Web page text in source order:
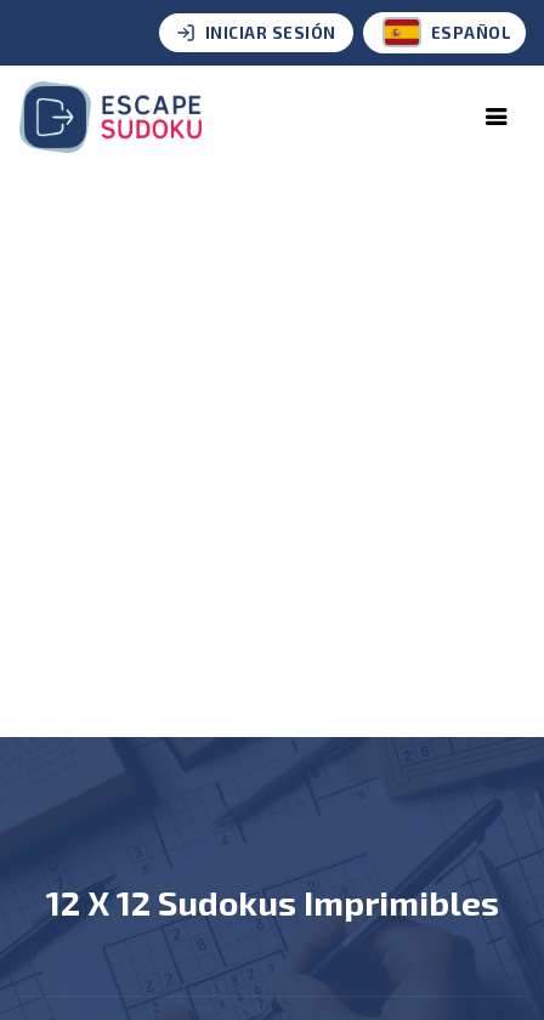
INICIAR SESIÓN ESPAÑOL
12 X 12 Sudokus Imprimibles